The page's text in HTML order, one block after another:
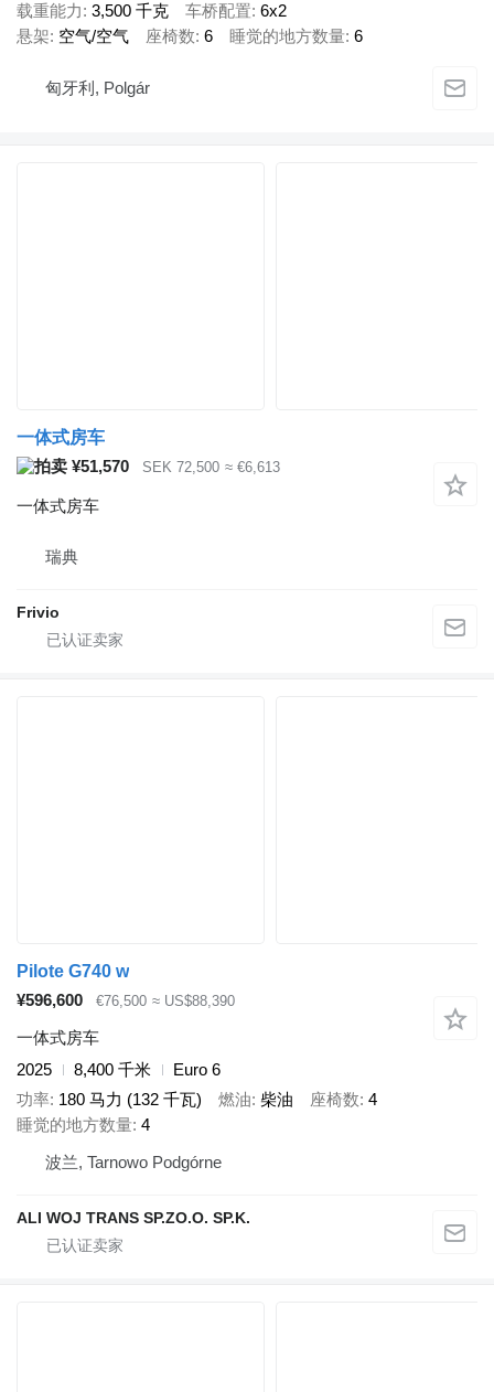
载重能力 3,500 千克 车桥配置 6x2
悬架 空气/空气 座椅数 6 睡觉的地方数量 6
匈牙利, Polgár
一体式房车
¥51,570
SEK 72,500 ≈ €6,613
一体式房车
瑞典
Frivio
Pilote G740 w
¥596,600
€76,500 ≈ US$88,390
一体式房车
2025
8,400 千米
Euro 6
功率 180 马力 (132 千瓦) 燃油 柴油 座椅数 4
睡觉的地方数量 4
波兰, Tarnowo Podgórne
ALI WOJ TRANS SP.ZO.O. SP.K.